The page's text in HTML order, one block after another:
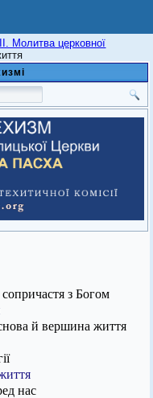
ІІ. Молитва церковної
з Богом
й вершина життя
нас